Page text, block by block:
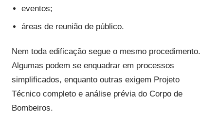
eventos;
áreas de reunião de público.
Nem toda edificação segue o mesmo procedimento.
Algumas podem se enquadrar em processos
simplificados, enquanto outras exigem Projeto
Técnico completo e análise prévia do Corpo de
Bombeiros.